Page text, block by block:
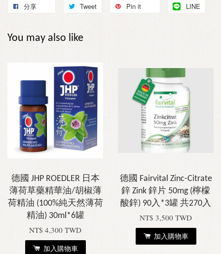
分享 Tweet Pin it LINE
You may also like
德國 JHP ROEDLER 日本
薄荷草藥精華油/胡椒薄
荷精油 (100%純天然薄荷
精油) 30ml*6罐
NT$ 4,300 TWD
加入購物車
德國 Fairvital Zinc-Citrate
鋅 Zink 鋅片 50mg (檸檬
酸鋅) 90入*3罐 共270入
NT$ 3,500 TWD
加入購物車